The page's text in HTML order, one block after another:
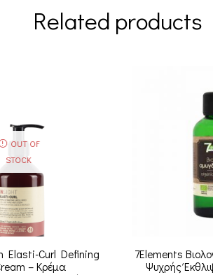
Related products
OUT OF
STOCK
Elasti-Curl Defining
– Κρέμα
7Elements
Ψυχρής